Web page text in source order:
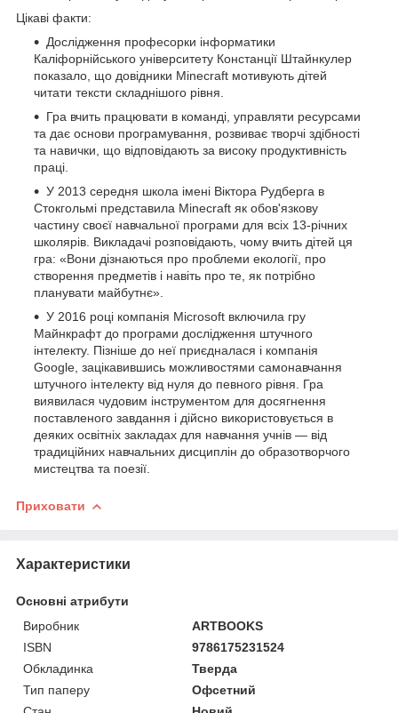
Цікаві факти:
Дослідження професорки інформатики
Каліфорнійського університету Констанції Штайнкулер
показало, що довідники Minecraft мотивують дітей
читати тексти складнішого рівня.
Гра вчить працювати в команді, управляти ресурсами
та дає основи програмування, розвиває творчі здібності
та навички, що відповідають за високу продуктивність
праці.
У 2013 середня школа імені Віктора Рудберга в
Стокгольмі представила Minecraft як обов'язкову
частину своєї навчальної програми для всіх 13-річних
школярів. Викладачі розповідають, чому вчить дітей ця
гра: «Вони дізнаються про проблеми екології, про
створення предметів і навіть про те, як потрібно
планувати майбутнє».
У 2016 році компанія Microsoft включила гру
Майнкрафт до програми дослідження штучного
інтелекту. Пізніше до неї приєдналася і компанія
Google, зацікавившись можливостями самонавчання
штучного інтелекту від нуля до певного рівня. Гра
виявилася чудовим інструментом для досягнення
поставленого завдання і дійсно використовується в
деяких освітніх закладах для навчання учнів — від
традиційних навчальних дисциплін до образотворчого
мистецтва та поезії.
Приховати
Характеристики
Основні атрибути
Виробник
ARTBOOKS
ISBN
9786175231524
Обкладинка
Тверда
Тип паперу
Офсетний